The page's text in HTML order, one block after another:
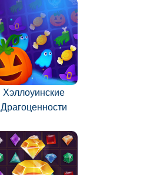
Хэллоуинские
Драгоценности